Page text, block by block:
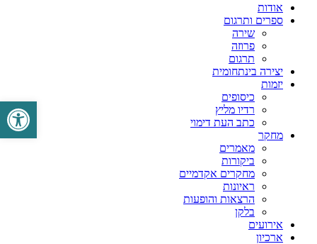
אודות
ספרים ותרגום
שירה
פרוזה
תרגום
יצירה בינתחומית
יזמות
כיסופים
רדיו מליץ
כתב העת דימוי
מחקר
מאמרים
ביקורות
מחקרים אקדמיים
ראיונות
הרצאות והופעות
בלקן
אירועים
ארכיון
פתח